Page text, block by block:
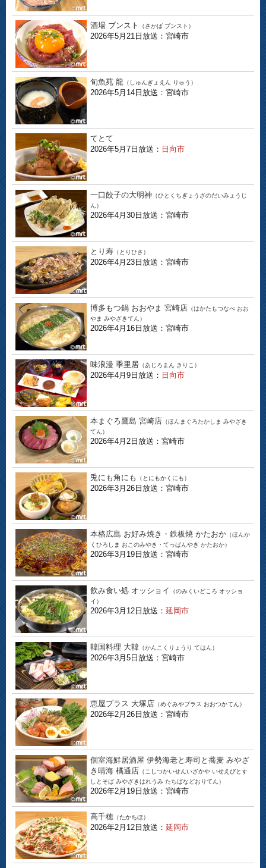
酒場 ブンスト （さかば ブンスト）
2026年5月21日放送：宮崎市
旬魚苑 龍 （しゅんぎょえん りゅう）
2026年5月14日放送：宮崎市
てとて
2026年5月7日放送： 日向市
一口餃子の大明神 （ひとくちぎょうざのだいみょうじ
ん）
2026年4月30日放送：宮崎市
とり寿 （とりひさ）
2026年4月23日放送：宮崎市
博多もつ鍋 おおやま 宮崎店 （はかたもつなべ おお
やま みやざきてん）
2026年4月16日放送：宮崎市
味浪漫 季里居 （あじろまん きりこ）
2026年4月9日放送： 日向市
本まぐろ鷹島 宮崎店 （ほんまぐろたかしま みやざき
てん）
2026年4月2日放送：宮崎市
兎にも角にも （とにもかくにも）
2026年3月26日放送：宮崎市
本格広島 お好み焼き・鉄板焼 かたおか （ほんか
くひろしま おこのみやき・てっぱんやき かたおか）
2026年3月19日放送：宮崎市
飲み食い処 オッショイ
（のみくいどころ オッショ
イ）
2026年3月12日放送： 延岡市
韓国料理 大韓 （かんこくりょうり てはん）
2026年3月5日放送：宮崎市
恵屋プラス 大塚店 （めぐみやプラス おおつかてん）
2026年2月26日放送：宮崎市
個室海鮮居酒屋 伊勢海老と寿司と蕎麦 みやざ
き晴海 橘通店 （こしつかいせんいざかや いせえびとす
しとそば みやざきはれうみ たちばなどおりてん）
2026年2月19日放送：宮崎市
高千穂 （たかちほ）
2026年2月12日放送： 延岡市